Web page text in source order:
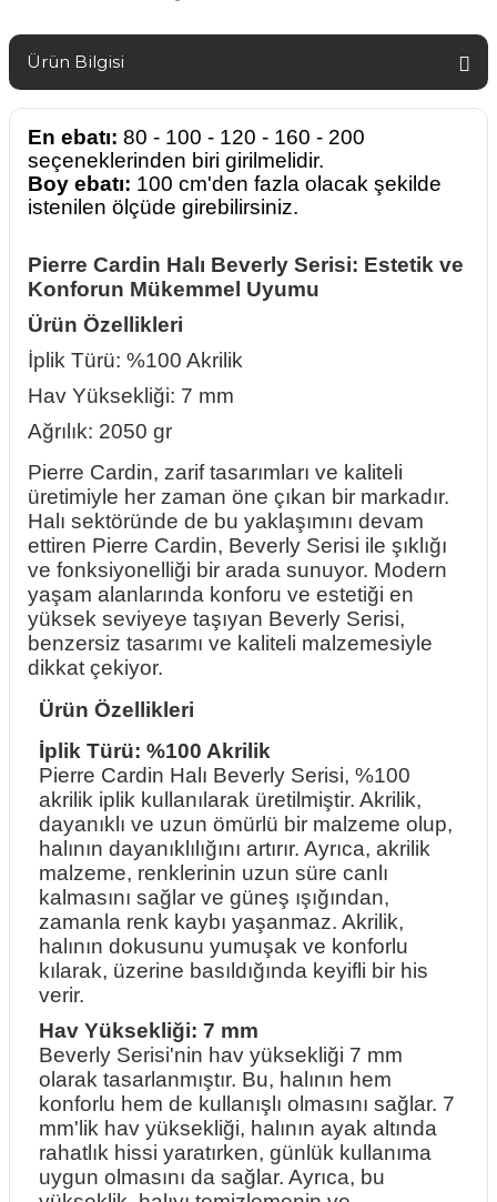
Ürün Bilgisi
En ebatı: 80 - 100 - 120 - 160 - 200
seçeneklerinden biri girilmelidir.
Boy ebatı: 100 cm'den fazla olacak şekilde
istenilen ölçüde girebilirsiniz.
Pierre Cardin Halı Beverly Serisi: Estetik ve
Konforun Mükemmel Uyumu
Ürün Özellikleri
İplik Türü: %100 Akrilik
Hav Yüksekliği: 7 mm
Ağrılık: 2050 gr
Pierre Cardin, zarif tasarımları ve kaliteli
üretimiyle her zaman öne çıkan bir markadır.
Halı sektöründe de bu yaklaşımını devam
ettiren Pierre Cardin, Beverly Serisi ile şıklığı
ve fonksiyonelliği bir arada sunuyor. Modern
yaşam alanlarında konforu ve estetiği en
yüksek seviyeye taşıyan Beverly Serisi,
benzersiz tasarımı ve kaliteli malzemesiyle
dikkat çekiyor.
Ürün Özellikleri
İplik Türü: %100 Akrilik
Pierre Cardin Halı Beverly Serisi, %100
akrilik iplik kullanılarak üretilmiştir. Akrilik,
dayanıklı ve uzun ömürlü bir malzeme olup,
halının dayanıklılığını artırır. Ayrıca, akrilik
malzeme, renklerinin uzun süre canlı
kalmasını sağlar ve güneş ışığından,
zamanla renk kaybı yaşanmaz. Akrilik,
halının dokusunu yumuşak ve konforlu
kılarak, üzerine basıldığında keyifli bir his
verir.
Hav Yüksekliği: 7 mm
Beverly Serisi'nin hav yüksekliği 7 mm
olarak tasarlanmıştır. Bu, halının hem
konforlu hem de kullanışlı olmasını sağlar. 7
mm'lik hav yüksekliği, halının ayak altında
rahatlık hissi yaratırken, günlük kullanıma
uygun olmasını da sağlar. Ayrıca, bu